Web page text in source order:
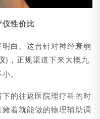
性价比
白。这台针对神经衰弱
)，正规渠道下来大概九
。
的往返医院理疗科的时
着就能做的物理辅助调